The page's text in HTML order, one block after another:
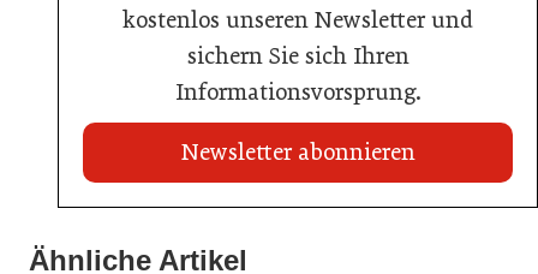
kostenlos unseren Newsletter und
sichern Sie sich Ihren
Informationsvorsprung.
Newsletter abonnieren
Ähnliche Artikel
Travel Start-up Night 2026: Beste Tourismus-Idee